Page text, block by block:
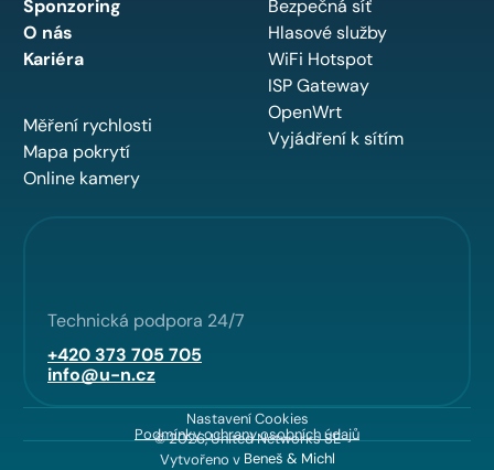
Sponzoring
O nás
Kariéra
Měření rychlosti
Mapa pokrytí
Online kamery
Bezpečná síť
Hlasové služby
WiFi Hotspot
ISP Gateway
OpenWrt
Vyjádření k sítím
Technická podpora 24/7
+420 373 705 705
info@u-n.cz
Nastavení Cookies
Podmínky ochrany osobních údajů
© 2026, United Networks SE
Vytvořeno v Beneš & Michl